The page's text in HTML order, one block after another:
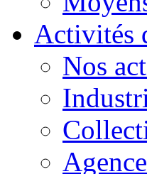
Activités
Nos